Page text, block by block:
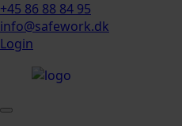
+45 86 88 84 95
info@safework.dk
Login